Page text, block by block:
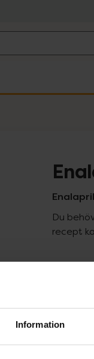
Information
Du
recept